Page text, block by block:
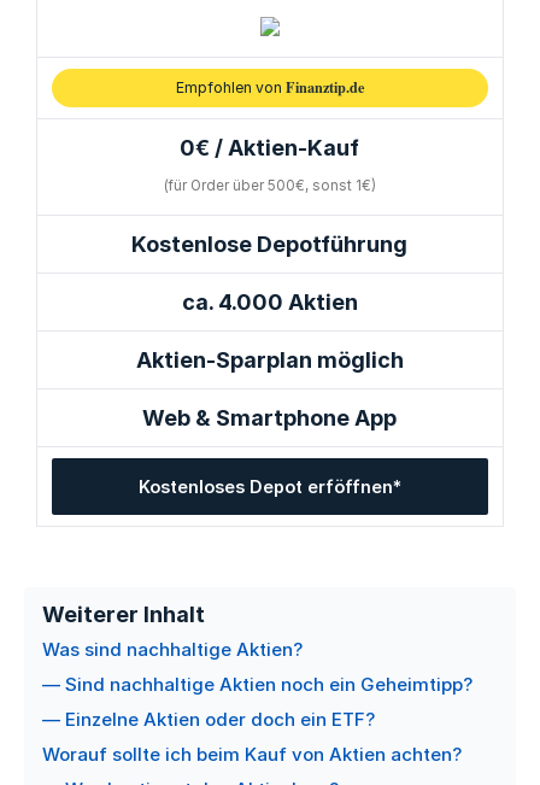
Empfohlen von Finanztip.de
0€ / Aktien-Kauf
(für Order über 500€, sonst 1€)
Kostenlose Depotführung
ca. 4.000 Aktien
Aktien-Sparplan möglich
Web & Smartphone App
Kostenloses Depot erföffnen*
Weiterer Inhalt
Was sind nachhaltige Aktien?
— Sind nachhaltige Aktien noch ein Geheimtipp?
— Einzelne Aktien oder doch ein ETF?
Worauf sollte ich beim Kauf von Aktien achten?